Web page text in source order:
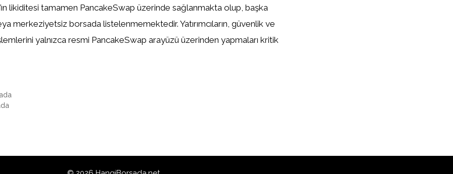
likiditesi tamamen PancakeSwap üzerinde sağlanmakta olup, başka
merkeziyetsiz borsada listelenmemektedir. Yatırımcıların, güvenlik ve
yalnızca resmi PancakeSwap arayüzü üzerinden yapmaları kritik